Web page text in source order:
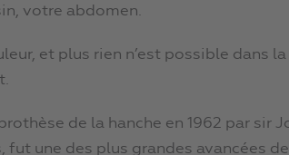
votre abdomen.
et plus rien n’est possible dans
de la hanche en 1962 par sir
une des plus grandes avancées